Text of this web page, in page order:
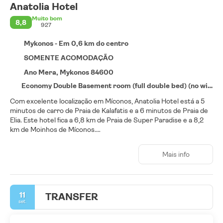
Anatolia Hotel
8,8
Muito bom
927
Mykonos - Em 0,6 km do centro
SOMENTE ACOMODAÇÃO
Ano Mera, Mykonos 84600
Economy Double Basement room (full double bed) (no window)
Com excelente localização em Míconos, Anatolia Hotel está a 5
minutos de carro de Praia de Kalafatis e a 6 minutos de Praia de
Elia. Este hotel fica a 6,8 km de Praia de Super Paradise e a 8,2
km de Moinhos de Míconos.
Aproveite as oportunidades de recreação oferecidas, incluindo
uma piscina externa, uma sauna seca e uma academia. Este hotel
serviço de babá (sobretaxa). Os hóspedes podem pegar o
traslado local (sobretaxa) para as atrações da área.
Sinta-se em casa em um de nossos 32 quartos com ar-
Mais info
11
set. TRANSFER